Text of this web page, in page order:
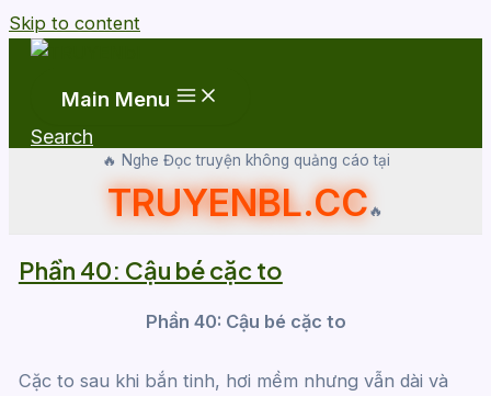
Skip to content
Main Menu
Search
🔥 Nghe Đọc truyện không quảng cáo tại
TRUYENBL.CC🔥
Phần 40: Cậu bé cặc to
Phần 40: Cậu bé cặc to
Cặc to sau khi bắn tinh, hơi mềm nhưng vẫn dài và